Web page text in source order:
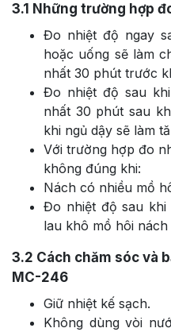
3.1 Những trường hợp
Đo nhiệt độ ngay
hoặc uống sẽ làm
nhất 30 phút trước
Đo nhiệt độ sau
nhất 30 phút sau
khi ngủ dậy sẽ làm
Với trường hợp đo
không đúng khi:
Nách có nhiều mồ
Đo nhiệt độ sau
lau khô mồ hôi
3.2 Cách chăm sóc và
MC-246
Giữ nhiệt kế sạch.
Không dùng vòi